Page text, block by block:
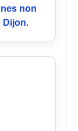
non
Dijon.